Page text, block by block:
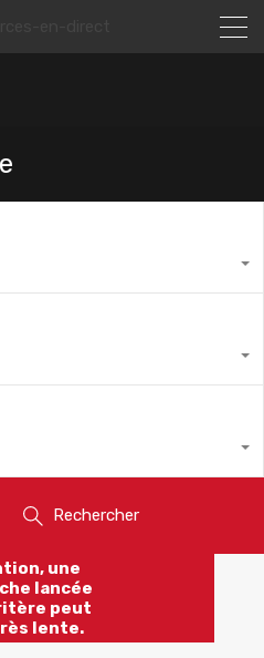
Rechercher
une
lancée
peut
lente.